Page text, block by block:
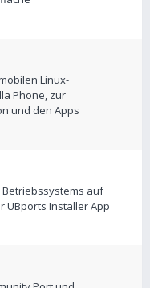
Linux-
Phone, zur
und den Apps
auf
UBports Installer App